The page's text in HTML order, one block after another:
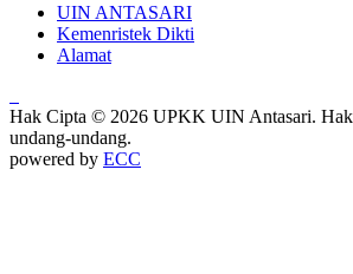
UIN ANTASARI
Kemenristek Dikti
Alamat
Hak Cipta © 2026 UPKK UIN Antasari.
undang-undang.
powered by ECC